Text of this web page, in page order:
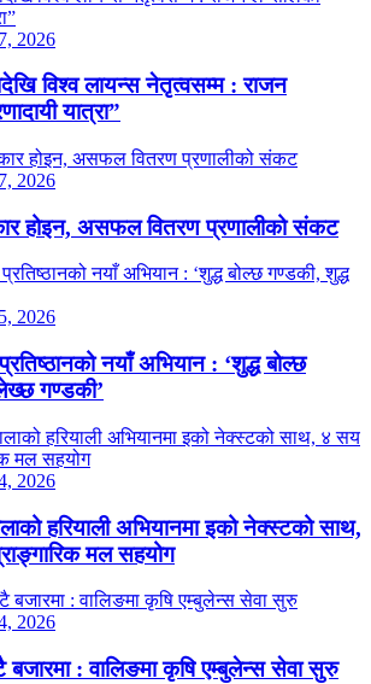
2026
विश्व लायन्स नेतृत्वसम्म : राजन
यात्रा”
2026
होइन, असफल वितरण प्रणालीको संकट
2026
नयाँ अभियान : ‘शुद्ध बोल्छ
गण्डकी’
2026
हरियाली अभियानमा इको नेक्स्टको साथ,
मल सहयोग
2026
बजारमा : वालिङमा कृषि एम्बुलेन्स सेवा सुरु